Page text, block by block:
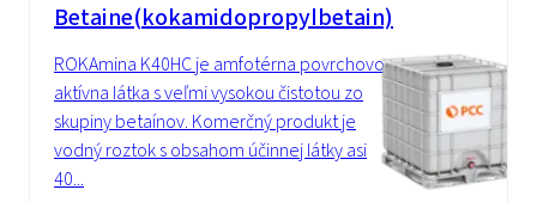
Betaine(kokamidopropylbetain)
ROKAmina K40HC je amfotérna povrchovo
aktívna látka s veľmi vysokou čistotou zo
skupiny betaínov. Komerčný produkt je
vodný roztok s obsahom účinnej látky asi
40...